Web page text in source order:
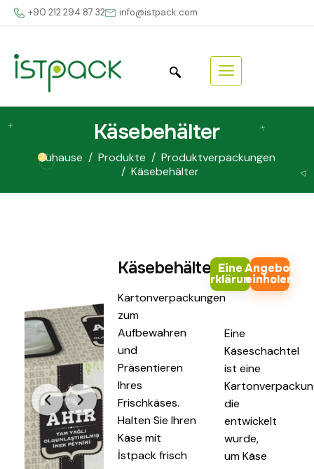
+90 212 294 87 32 info@istpack.com
Käsebehälter
Zuhause Produkte
Produktverpackungen
Käsebehälter
Käsebehälter
Kartonverpackungen
zum
Aufbewahren
und
Präsentieren
Ihres
Frischkäses.
Halten Sie Ihren
Käse mit
İstpack frisch
Eine
Erklärung
Angebot
einholen
Eine
Käseschachtel
ist eine
die
entwickelt
wurde,
um Käse